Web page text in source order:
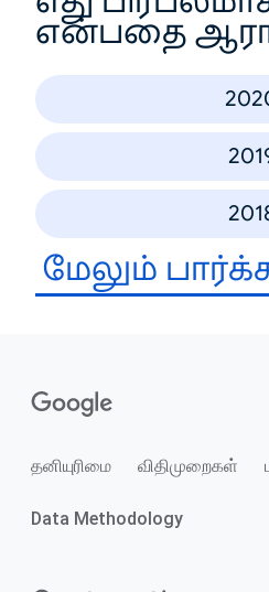
என்பதை
மேலும்
தனியுரிமை விதிமுறைகள்
Data Methodology